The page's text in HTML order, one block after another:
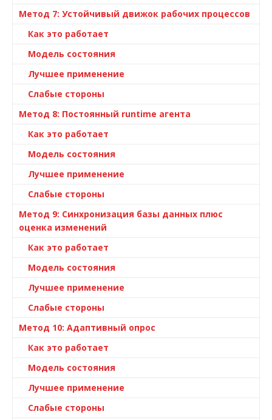
Метод 7: Устойчивый движок рабочих процессов
Как это работает
Модель состояния
Лучшее применение
Слабые стороны
Метод 8: Постоянный runtime агента
Как это работает
Модель состояния
Лучшее применение
Слабые стороны
Метод 9: Синхронизация базы данных плюс
оценка изменений
Как это работает
Модель состояния
Лучшее применение
Слабые стороны
Метод 10: Адаптивный опрос
Как это работает
Модель состояния
Лучшее применение
Слабые стороны